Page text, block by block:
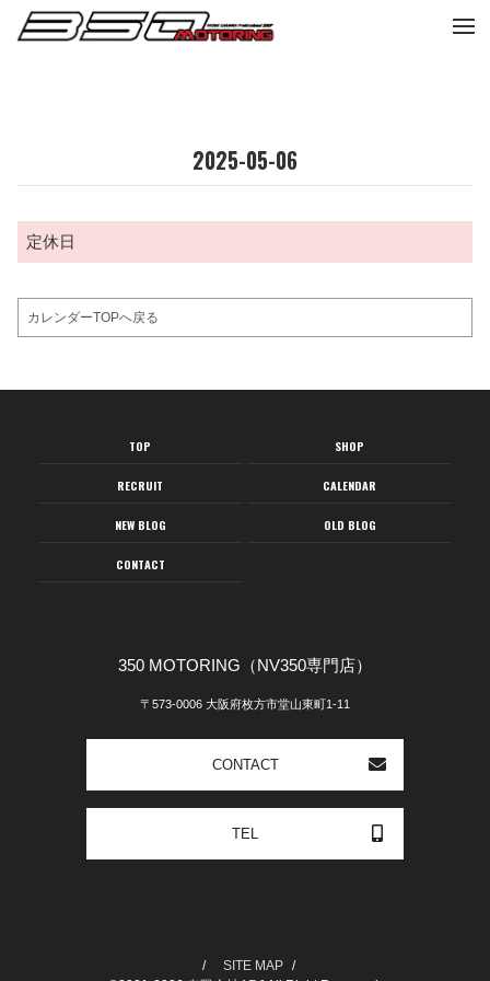
2025-05-06
定休日
カレンダーTOPへ戻る
TOP SHOP
RECRUIT CALENDAR
NEW BLOG OLD BLOG
CONTACT
350 MOTORING（NV350専門店）
〒573-0006 大阪府枚方市堂山東町1-11
CONTACT
TEL
SITE MAP